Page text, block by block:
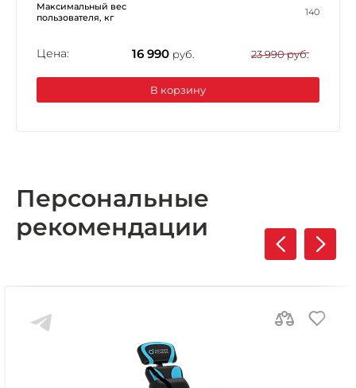
Максимальный вес
пользователя, кг
140
Цена: 16 990 руб. 23 990 руб.
В корзину
Персональные
рекомендации